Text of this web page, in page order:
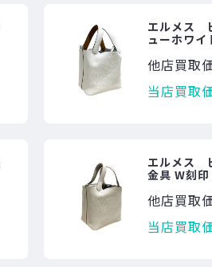
エルメス
ューホワ
他店買取
当店買取
エルメス
金具 W刻印
他店買取
当店買取